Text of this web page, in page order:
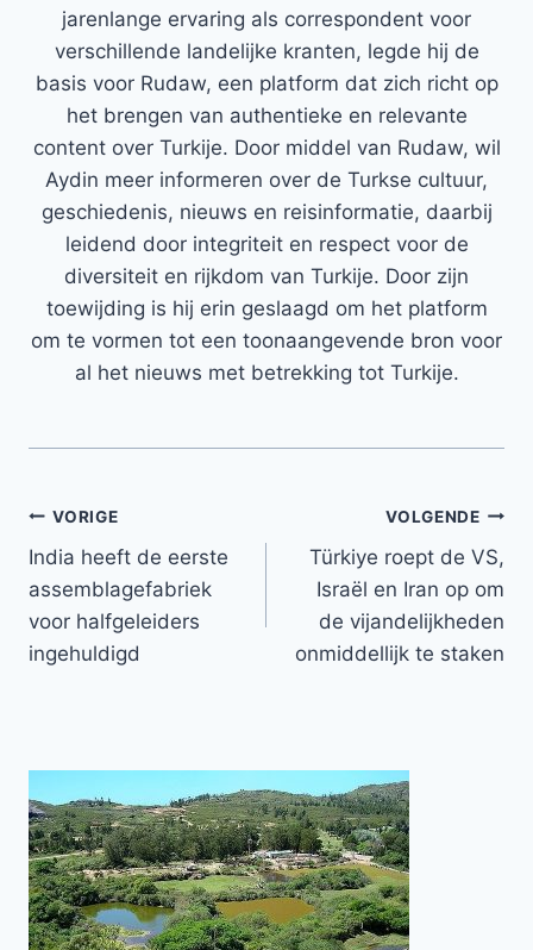
jarenlange ervaring als correspondent voor
verschillende landelijke kranten, legde hij de
basis voor Rudaw, een platform dat zich richt op
het brengen van authentieke en relevante
content over Turkije. Door middel van Rudaw, wil
Aydin meer informeren over de Turkse cultuur,
geschiedenis, nieuws en reisinformatie, daarbij
leidend door integriteit en respect voor de
diversiteit en rijkdom van Turkije. Door zijn
toewijding is hij erin geslaagd om het platform
om te vormen tot een toonaangevende bron voor
al het nieuws met betrekking tot Turkije.
Bericht
navigatie
VORIGE
India heeft de eerste
assemblagefabriek
voor halfgeleiders
ingehuldigd
VOLGENDE
Türkiye roept de VS,
Israël en Iran op om
de vijandelijkheden
onmiddellijk te staken